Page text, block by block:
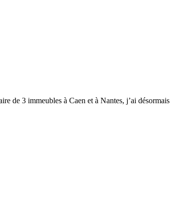
de 3 immeubles à Caen et à Nantes, j’ai désormais